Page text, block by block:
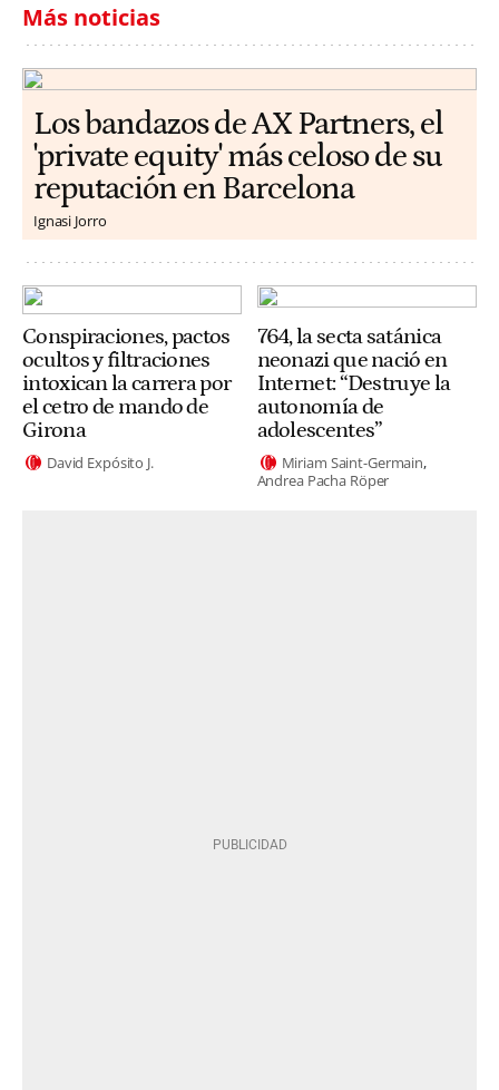
Más noticias
Los bandazos de AX Partners, el
'private equity' más celoso de su
reputación en Barcelona
Ignasi Jorro
Conspiraciones, pactos
ocultos y filtraciones
intoxican la carrera por
el cetro de mando de
Girona
David Expósito J.
764, la secta satánica
neonazi que nació en
Internet: “Destruye la
autonomía de
adolescentes”
Miriam Saint-Germain
Andrea Pacha Röper